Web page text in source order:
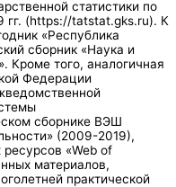
статистики по
гг. (https://tatstat.gks.ru). К
«Республика
сборник «Наука и
Кроме того, аналогичная
Федерации
сборнике ВЭШ
(2009-2019),
«Web of
материалов,
практической